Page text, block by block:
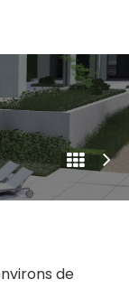
de